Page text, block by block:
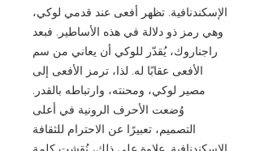
الإسكندنافية. تظهر أفعى عند قدمي لوكي،
وهي رمز ذو دلالة في هذه الأساطير. فبعد
راجناروك، يُقدّر للوكي أن يعاني من سم
الأفعى عقابًا له. لذا، ترمز الأفعى إلى
مصير لوكي، ومحنته، وارتباطه بالقدر.
وُضعت الأحرف الرونية في أعلى
التصميم، تعبيرًا عن الاحترام للثقافة
الإسكندنافية. علاوة على ذلك، نُقشت كلمة